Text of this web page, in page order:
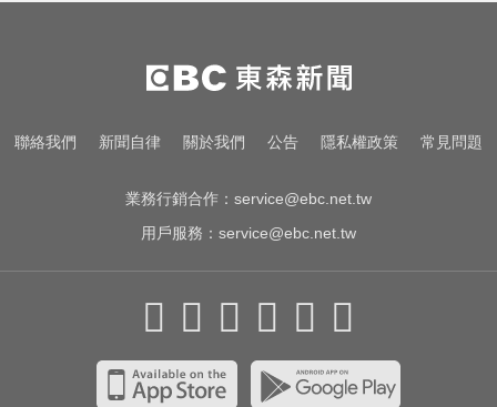
聯絡我們 新聞自律 關於我們 公告 隱私權政策 常見問題
業務行銷合作： service@ebc.net.tw
用戶服務： service@ebc.net.tw